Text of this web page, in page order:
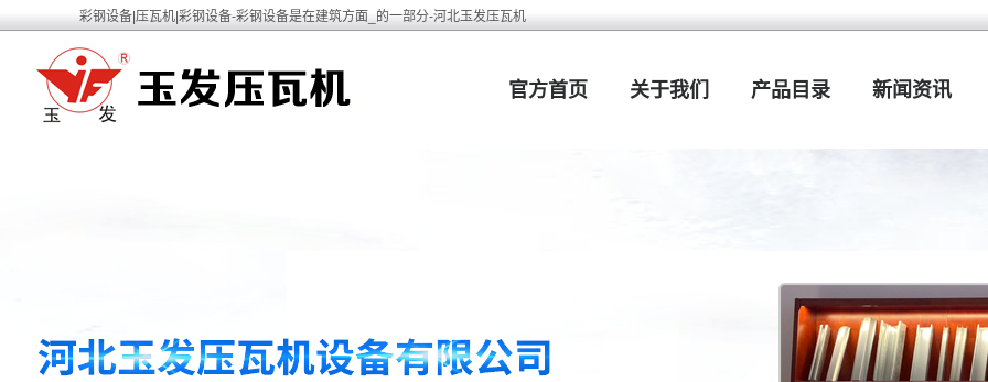
彩钢设备|压瓦机|彩钢设备-彩钢设备是在建筑方面_的一部分-河北玉发压瓦机
官方首页 关于我们 产品目录 新闻资讯